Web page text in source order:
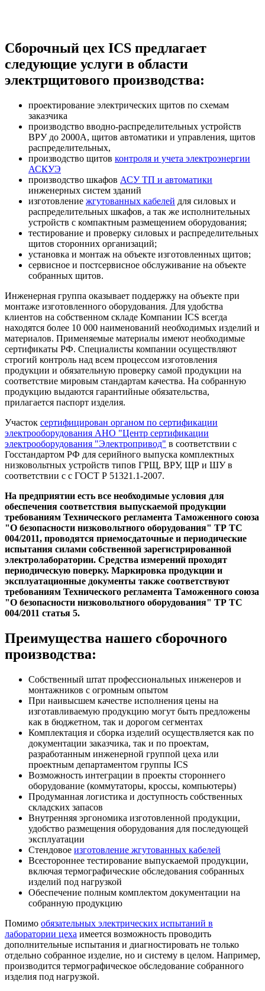
Сборочный цех ICS предлагает
следующие услуги в области
электрщитового производства:
проектирование электрических щитов по схемам
заказчика
производство вводно-распределительных устройств
ВРУ до 2000А, щитов автоматики и управления, щитов
распределительных,
производство щитов контроля и учета электроэнергии
АСКУЭ
производство шкафов АСУ ТП и автоматики
инженерных систем зданий
изготовление жгутованных кабелей для силовых и
распределительных шкафов, а так же исполнительных
устройств с компактным размещением оборудования;
тестирование и проверку силовых и распределительных
щитов сторонних организаций;
установка и монтаж на объекте изготовленных щитов;
сервисное и постсервисное обслуживание на объекте
собранных щитов.
Инженерная группа оказывает поддержку на объекте при
монтаже изготовленного оборудования. Для удобства
клиентов на собственном складе Компании ICS всегда
находятся более 10 000 наименований необходимых изделий и
материалов. Применяемые материалы имеют необходимые
сертификаты РФ. Специалисты компании осуществляют
строгий контроль над всем процессом изготовления
продукции и обязательную проверку самой продукции на
соответствие мировым стандартам качества. На собранную
продукцию выдаются гарантийные обязательства,
прилагается паспорт изделия.
Участок сертифицирован органом по сертификации
электрооборудования АНО "Центр сертификации
электрооборудования "Электропривод" в соответствии с
Госстандартом РФ для серийного выпуска комплектных
низковольтных устройств типов ГРЩ, ВРУ, ЩР и ШУ в
соответствии с с ГОСТ Р 51321.1-2007.
На предприятии есть все необходимые условия для
обеспечения соответствия выпускаемой продукции
требованиям Технического регламента Таможенного союза
"О безопасности низковольтного оборудования" ТР ТС
004/2011, проводятся приемосдаточные и периодические
испытания силами собственной зарегистрированной
электролаборатории. Средства измерений проходят
периодическую поверку. Маркировка продукции и
эксплуатационные документы также соответствуют
требованиям Технического регламента Таможенного союза
"О безопасности низковольтного оборудования" ТР ТС
004/2011 статья 5.
Преимущества нашего сборочного
производства:
Собственный штат профессиональных инженеров и
монтажников с огромным опытом
При наивысшем качестве исполнения цены на
изготавливаемую продукцию могут быть предложены
как в бюджетном, так и дорогом сегментах
Комплектация и сборка изделий осуществляется как по
документации заказчика, так и по проектам,
разработанным инженерной группой цеха или
проектным департаментом группы ICS
Возможность интеграции в проекты стороннего
оборудование (коммутаторы, кроссы, компьютеры)
Продуманная логистика и доступность собственных
складских запасов
Внутренняя эргономика изготовленной продукции,
удобство размещения оборудования для последующей
эксплуатации
Стендовое изготовление жгутованных кабелей
Всестороннее тестирование выпускаемой продукции,
включая термографические обследования собранных
изделий под нагрузкой
Обеспечение полным комплектом документации на
собранную продукцию
Помимо обязательных электрических испытаний в
лаборатории цеха имеется возможность проводить
дополнительные испытания и диагностировать не только
отдельно собранное изделие, но и систему в целом. Например,
производится термографическое обследование собранного
изделия под нагрузкой.